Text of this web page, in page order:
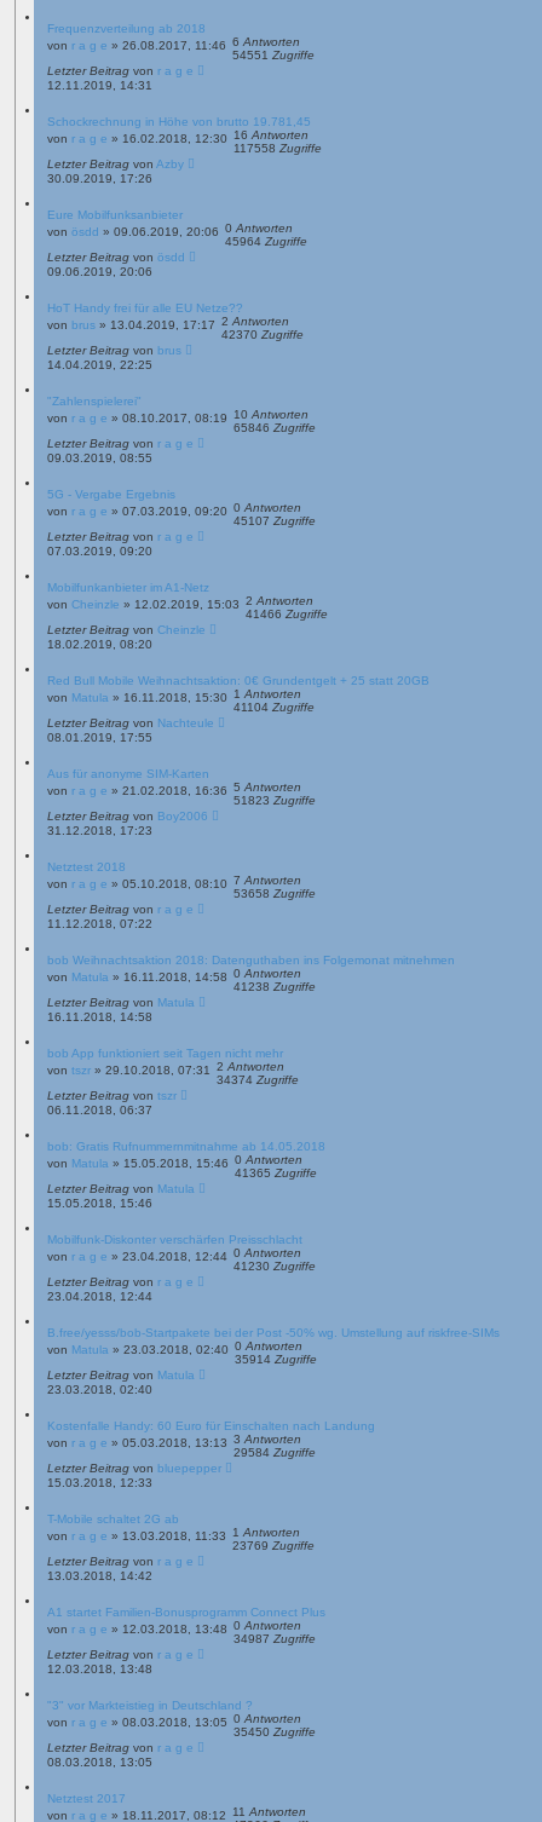
Frequenzverteilung ab 2018
von r a g e » 26.08.2017, 11:46 6 Antworten
54551 Zugriffe
Letzter Beitrag von r a g e
12.11.2019, 14:31
Schockrechnung in Höhe von brutto 19.781,45
von r a g e » 16.02.2018, 12:30 16 Antworten
117558 Zugriffe
Letzter Beitrag von Azby
30.09.2019, 17:26
Eure Mobilfunksanbieter
von ösdd » 09.06.2019, 20:06 0 Antworten
45964 Zugriffe
Letzter Beitrag von ösdd
09.06.2019, 20:06
HoT Handy frei für alle EU Netze??
von brus » 13.04.2019, 17:17 2 Antworten
42370 Zugriffe
Letzter Beitrag von brus
14.04.2019, 22:25
"Zahlenspielerei"
von r a g e » 08.10.2017, 08:19 10 Antworten
65846 Zugriffe
Letzter Beitrag von r a g e
09.03.2019, 08:55
5G - Vergabe Ergebnis
von r a g e » 07.03.2019, 09:20 0 Antworten
45107 Zugriffe
Letzter Beitrag von r a g e
07.03.2019, 09:20
Mobilfunkanbieter im A1-Netz
von Cheinzle » 12.02.2019, 15:03 2 Antworten
41466 Zugriffe
Letzter Beitrag von Cheinzle
18.02.2019, 08:20
Red Bull Mobile Weihnachtsaktion: 0€ Grundentgelt + 25 statt 20GB
von Matula » 16.11.2018, 15:30 1 Antworten
41104 Zugriffe
Letzter Beitrag von Nachteule
08.01.2019, 17:55
Aus für anonyme SIM-Karten
von r a g e » 21.02.2018, 16:36 5 Antworten
51823 Zugriffe
Letzter Beitrag von Boy2006
31.12.2018, 17:23
Netztest 2018
von r a g e » 05.10.2018, 08:10 7 Antworten
53658 Zugriffe
Letzter Beitrag von r a g e
11.12.2018, 07:22
bob Weihnachtsaktion 2018: Datenguthaben ins Folgemonat mitnehmen
von Matula » 16.11.2018, 14:58 0 Antworten
41238 Zugriffe
Letzter Beitrag von Matula
16.11.2018, 14:58
bob App funktioniert seit Tagen nicht mehr
von tszr » 29.10.2018, 07:31 2 Antworten
34374 Zugriffe
Letzter Beitrag von tszr
06.11.2018, 06:37
bob: Gratis Rufnummernmitnahme ab 14.05.2018
von Matula » 15.05.2018, 15:46 0 Antworten
41365 Zugriffe
Letzter Beitrag von Matula
15.05.2018, 15:46
Mobilfunk-Diskonter verschärfen Preisschlacht
von r a g e » 23.04.2018, 12:44 0 Antworten
41230 Zugriffe
Letzter Beitrag von r a g e
23.04.2018, 12:44
B.free/yesss/bob-Startpakete bei der Post -50% wg. Umstellung auf riskfree-SIMs
von Matula » 23.03.2018, 02:40 0 Antworten
35914 Zugriffe
Letzter Beitrag von Matula
23.03.2018, 02:40
Kostenfalle Handy: 60 Euro für Einschalten nach Landung
von r a g e » 05.03.2018, 13:13 3 Antworten
29584 Zugriffe
Letzter Beitrag von bluepepper
15.03.2018, 12:33
T-Mobile schaltet 2G ab
von r a g e » 13.03.2018, 11:33 1 Antworten
23769 Zugriffe
Letzter Beitrag von r a g e
13.03.2018, 14:42
A1 startet Familien-Bonusprogramm Connect Plus
von r a g e » 12.03.2018, 13:48 0 Antworten
34987 Zugriffe
Letzter Beitrag von r a g e
12.03.2018, 13:48
"3" vor Markteistieg in Deutschland ?
von r a g e » 08.03.2018, 13:05 0 Antworten
35450 Zugriffe
Letzter Beitrag von r a g e
08.03.2018, 13:05
Netztest 2017
von r a g e » 18.11.2017, 08:12 11 Antworten